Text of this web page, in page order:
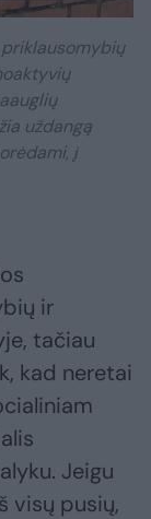
uždangą
į
ir
tačiau
kad neretai
Jeigu
visų pusių,